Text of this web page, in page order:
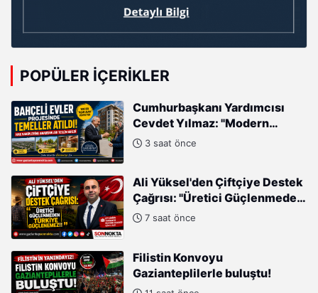
POPÜLER İÇERIKLER
Cumhurbaşkanı Yardımcısı
Cevdet Yılmaz: "Modern
Türkiye'nin İmarında
3 saat önce
Ali Yüksel'den Çiftçiye Destek
Çağrısı: "Üretici Güçlenmeden
Türkiye Güçlenemez!"
7 saat önce
Filistin Konvoyu
Gazianteplilerle buluştu!